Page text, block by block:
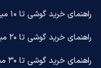
راهنمای خرید گوشی تا ۱۰ میلیون
راهنمای خرید گوشی تا ۲۰ میلیون
راهنمای خرید گوشی تا ۳۰ میلیون